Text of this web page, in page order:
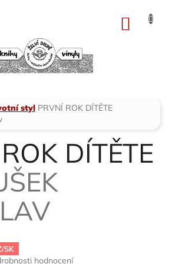
styl PRVNÍ ROK DÍTĚTE
DÍTĚTE
SK
hodnocení